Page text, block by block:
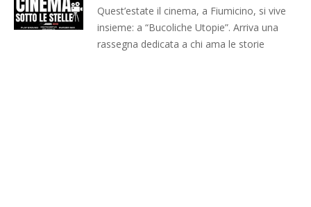
Quest’estate il cinema, a Fiumicino, si vive
insieme: a “Bucoliche Utopie”. Arriva una
rassegna dedicata a chi ama le storie